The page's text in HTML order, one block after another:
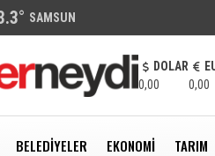
° SAMSUN
DOLAR
0,00
0,00
BELEDIYELER EKONOMI TARIM